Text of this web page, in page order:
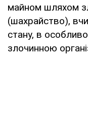
майном шляхом
(шахрайство),
стану, в
злочинною